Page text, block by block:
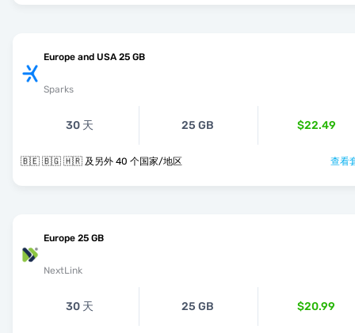
Europe and USA 25 GB
Sparks
30 天 25 GB $22.49
🇧🇪 🇧🇬 🇭🇷 及另外 40 个国家/地区 查看
Europe 25 GB
NextLink
30 天 25 GB $20.99